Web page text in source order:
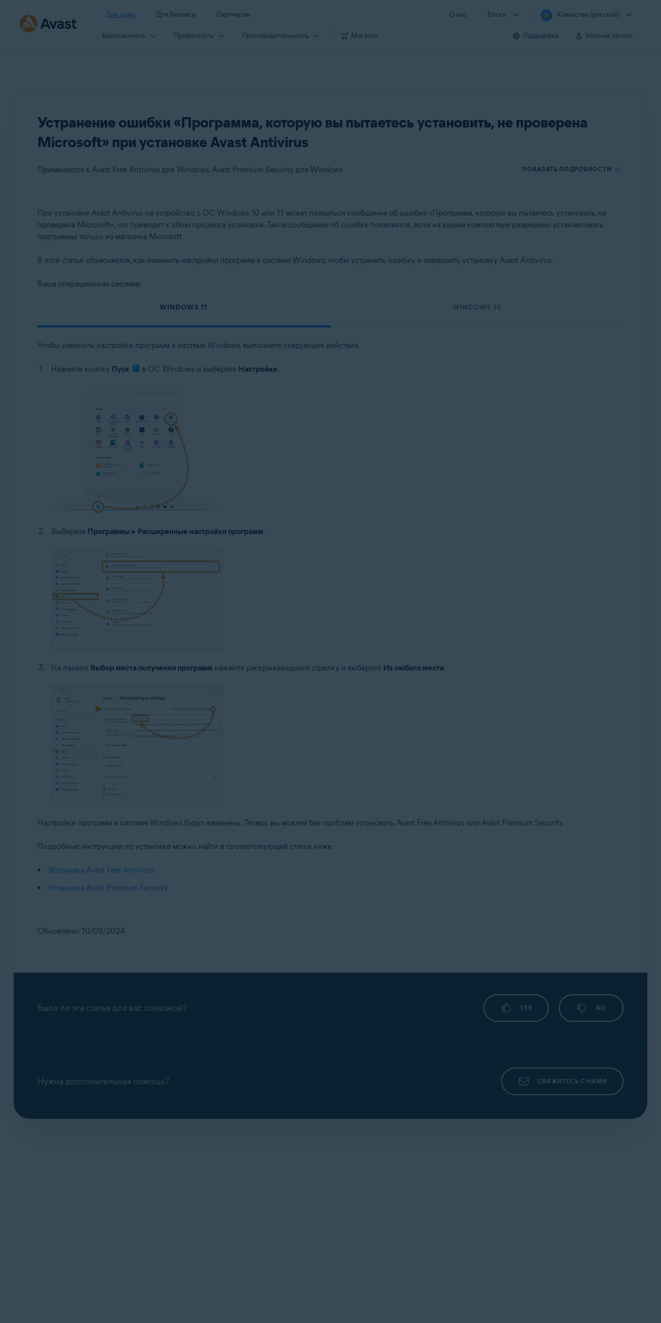
Для дома Для бизнеса Партнерам О нас Блоги Казахстан (русский)
Безопасность Приватность Производи­тельность Магазин Поддержка Учетная запись
Устранение ошибки «Программа, которую вы пытаетесь установить, не проверена
Microsoft» при установке Avast Antivirus
Применяется к Avast Free Antivirus для Windows, Avast Premium Security для Windows ПОКАЗАТЬ ПОДРОБНОСТИ
Avast Free Antivirus 24.x для Windows
Avast Premium Security 24.x для Windows
Операционные системы:
Microsoft Windows 10 Home / Pro / Enterprise / Education — 32- или 64-разрядная версия
При установке Avast Antivirus на устройство с ОС Windows 10 или 11 может появиться сообщение об ошибке «Программа, которую вы пытаетесь установить, не
проверена Microsoft», что приводит к сбою процесса установки. Такое сообщение об ошибке появляется, если на вашем компьютере разрешено устанавливать
программы только из магазина Microsoft.
В этой статье объясняется, как изменить настройки программ в системе Windows, чтобы устранить ошибку и завершить установку Avast Antivirus.
Ваша операционная система:
WINDOWS 11 WINDOWS 10
Чтобы изменить настройки программ в системе Windows, выполните следующие действия.
Нажмите кнопку Пуск в ОС Windows и выберите Настройки.
Выберите Программы ▸ Расширенные настройки программ.
На панели Выбор места получения программ нажмите раскрывающуюся стрелку и выберите Из любого места.
Настройки программ в системе Windows будут изменены. Теперь вы можете без проблем установить Avast Free Antivirus или Avast Premium Security.
Подробные инструкции по установке можно найти в соответствующей статье ниже.
Установка Avast Free Antivirus
Установка Avast Premium Security
Обновлено: 10/09/2024
Была ли эта статья для вас полезной? YES NO
Нужна дополнительная помощь? СВЯЖИТЕСЬ С НАМИ